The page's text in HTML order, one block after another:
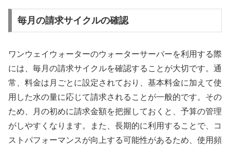
毎月の請求サイクルの確認
ワンウェイウォーターのウォーターサーバーを利用する際
には、毎月の請求サイクルを確認することが大切です。通
常、料金は月ごとに設定されており、基本料金に加えて使
用した水の量に応じて請求されることが一般的です。その
ため、月の初めに請求金額を把握しておくと、予算の管理
がしやすくなります。また、長期的に利用することで、コ
ストパフォーマンスが向上する可能性があるため、使用頻